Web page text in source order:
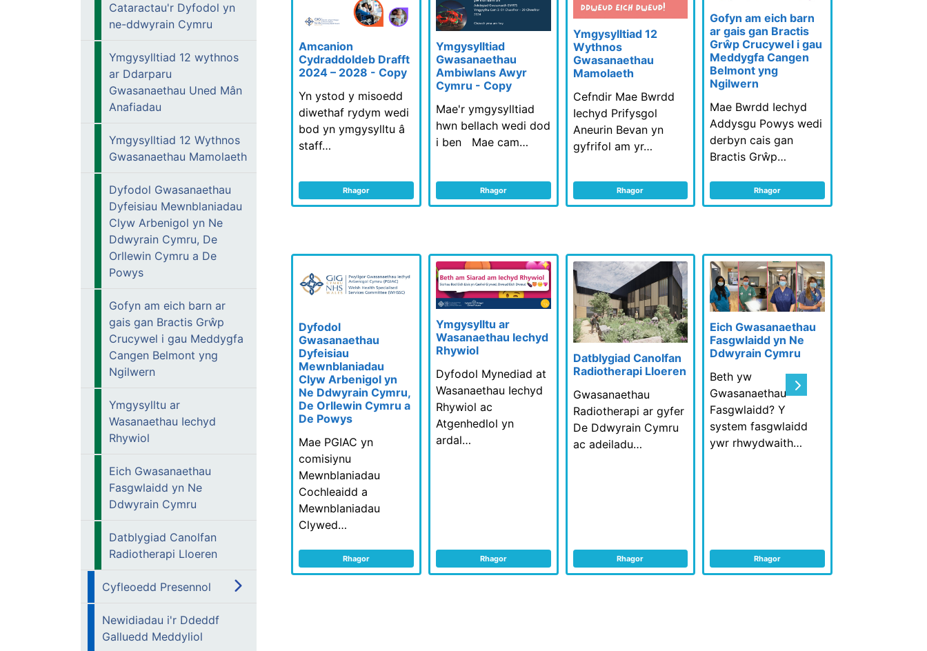
Cataractau'r Dyfodol yn
ne-ddwyrain Cymru
Ymgysylltiad 12 wythnos
ar Ddarparu
Gwasanaethau Uned Mân
Anafiadau
Ymgysylltiad 12 Wythnos
Gwasanaethau Mamolaeth
Dyfodol Gwasanaethau
Dyfeisiau Mewnblaniadau
Clyw Arbenigol yn Ne
Ddwyrain Cymru, De
Orllewin Cymru a De
Powys
Gofyn am eich barn ar
gais gan Bractis Grŵp
Crucywel i gau Meddygfa
Cangen Belmont yng
Ngilwern
Ymgysylltu ar
Wasanaethau Iechyd
Rhywiol
Eich Gwasanaethau
Fasgwlaidd yn Ne
Ddwyrain Cymru
Datblygiad Canolfan
Radiotherapi Lloeren
Cyfleoedd Presennol
Newidiadau i'r Ddeddf
Galluedd Meddyliol
Amcanion
Cydraddoldeb Drafft
2024 – 2028 - Copy
Yn ystod y misoedd
diwethaf rydym wedi
bod yn ymgysylltu â
staff…
Rhagor
Ymgysylltiad
Gwasanaethau
Ambiwlans Awyr
Cymru - Copy
Mae'r ymgysylltiad
hwn bellach wedi dod
i ben Mae cam…
Rhagor
Ymgysylltiad 12
Wythnos
Gwasanaethau
Mamolaeth
Cefndir Mae Bwrdd
Iechyd Prifysgol
Aneurin Bevan yn
gyfrifol am yr…
Rhagor
Gofyn am eich barn
ar gais gan Bractis
Grŵp Crucywel i gau
Meddygfa Cangen
Belmont yng
Ngilwern
Mae Bwrdd Iechyd
Addysgu Powys wedi
derbyn cais gan
Bractis Grŵp…
Rhagor
Dyfodol
Gwasanaethau
Dyfeisiau
Mewnblaniadau
Clyw Arbenigol yn
Ne Ddwyrain Cymru,
De Orllewin Cymru a
De Powys
Mae PGIAC yn
comisiynu
Mewnblaniadau
Cochleaidd a
Mewnblaniadau
Clywed…
Rhagor
Ymgysylltu ar
Wasanaethau Iechyd
Rhywiol
Dyfodol Mynediad at
Wasanaethau Iechyd
Rhywiol ac
Atgenhedlol yn
ardal…
Rhagor
Datblygiad Canolfan
Radiotherapi Lloeren
Gwasanaethau
Radiotherapi ar gyfer
De Ddwyrain Cymru
ac adeiladu…
Rhagor
Eich Gwasanaethau
Fasgwlaidd yn Ne
Ddwyrain Cymru
Beth yw
Gwasanaethau
Fasgwlaidd? Y
system fasgwlaidd
ywr rhwydwaith…
Rhagor